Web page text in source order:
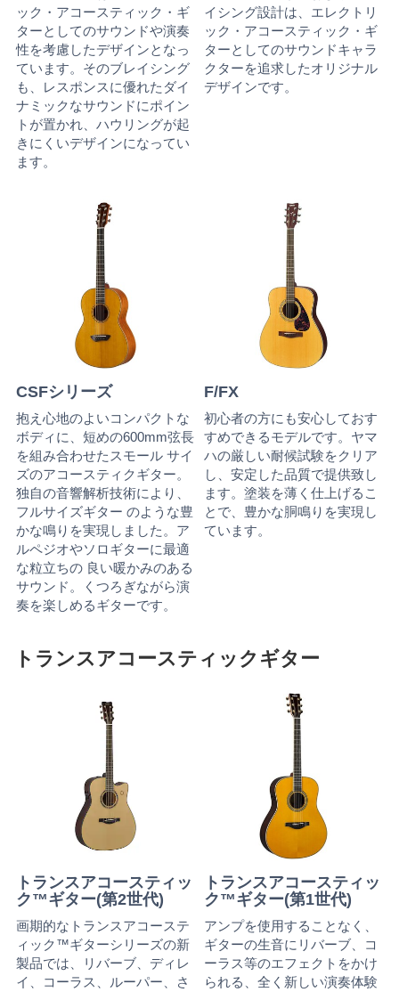
ック・アコースティック・ギ
ターとしてのサウンドや演奏
性を考慮したデザインとなっ
ています。そのブレイシング
も、レスポンスに優れたダイ
ナミックなサウンドにポイン
トが置かれ、ハウリングが起
きにくいデザインになってい
ます。
イシング設計は、エレクトリ
ック・アコースティック・ギ
ターとしてのサウンドキャラ
クターを追求したオリジナル
デザインです。
CSFシリーズ
抱え心地のよいコンパクトな
ボディに、短めの600mm弦長
を組み合わせたスモール サイ
ズのアコースティクギター。
独自の音響解析技術により、
フルサイズギター のような豊
かな鳴りを実現しました。ア
ルペジオやソロギターに最適
な粒立ちの 良い暖かみのある
サウンド。くつろぎながら演
奏を楽しめるギターです。
F/FX
初心者の方にも安心しておす
すめできるモデルです。ヤマ
ハの厳しい耐候試験をクリア
し、安定した品質で提供致し
ます。塗装を薄く仕上げるこ
とで、豊かな胴鳴りを実現し
ています。
トランスアコースティックギター
トランスアコースティッ
ク™ギター(第2世代)
画期的なトランスアコーステ
ィック™ギターシリーズの新
製品では、リバーブ、ディレ
イ、コーラス、ルーパー、さ
トランスアコースティッ
ク™ギター(第1世代)
アンプを使用することなく、
ギターの生音にリバーブ、コ
ーラス等のエフェクトをかけ
られる、全く新しい演奏体験